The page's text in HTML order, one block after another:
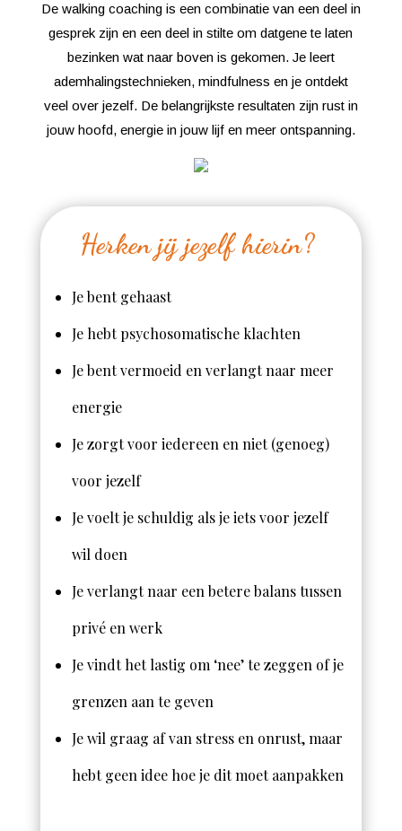
De walking coaching is een combinatie van een deel in
gesprek zijn en een deel in stilte om datgene te laten
bezinken wat naar boven is gekomen. Je leert
ademhalingstechnieken, mindfulness en je ontdekt
veel over jezelf. De belangrijkste resultaten zijn rust in
jouw hoofd, energie in jouw lijf en meer ontspanning.
Herken jij jezelf hierin?
Je bent gehaast
Je hebt psychosomatische klachten
Je bent vermoeid en verlangt naar meer
energie
Je zorgt voor iedereen en niet (genoeg)
voor jezelf
Je voelt je schuldig als je iets voor jezelf
wil doen
Je verlangt naar een betere balans tussen
privé en werk
Je vindt het lastig om ‘nee’ te zeggen of je
grenzen aan te geven
Je wil graag af van stress en onrust, maar
hebt geen idee hoe je dit moet aanpakken